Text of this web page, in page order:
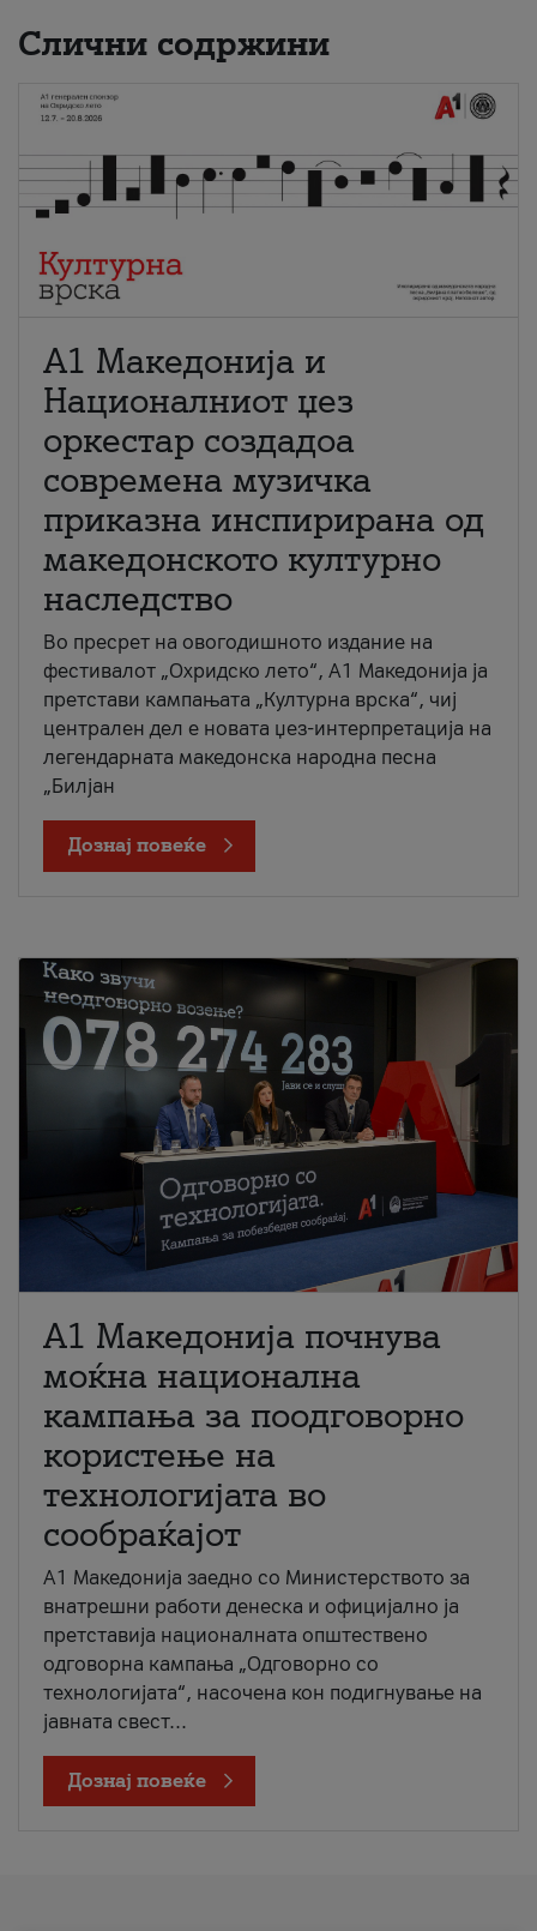
Слични содржини
А1 Македонија и
Националниот џез
оркестар создадоа
современа музичка
приказна инспирирана од
македонското културно
наследство
Во пресрет на овогодишното издание на
фестивалот „Охридско лето“, А1 Македонија ја
претстави кампањата „Културна врска“, чиј
централен дел е новата џез-интерпретација на
легендарната македонска народна песна
„Билјан
Дознај повеќе
A1 Македонија почнува
моќна национална
кампања за поодговорно
користење на
технологијата во
сообраќајот
A1 Македонија заедно со Министерството за
внатрешни работи денеска и официјално ја
претставија националната општествено
одговорна кампања „Одговорно со
технологијата“, насочена кон подигнување на
јавната свест...
Дознај повеќе